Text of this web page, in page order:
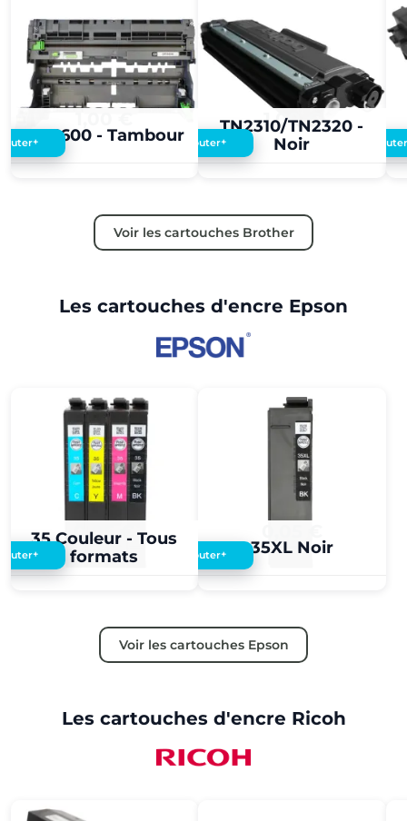
DR3600 - Tambour
+
TN2310/TN2320 -
Noir
1,00 €
Ajouter+
Voir les cartouches Brother
Les cartouches d'encre Epson
35 Couleur - Tous
formats
0,05 €
+ 35XL Noir
Ajouter+
Voir les cartouches Epson
Les cartouches d'encre Ricoh